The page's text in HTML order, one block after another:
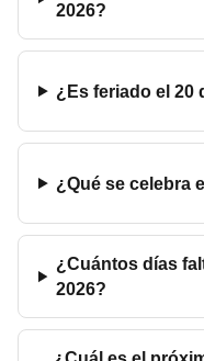
2026?
¿Es feriado el 20
¿Qué se celebra
¿Cuántos días
2026?